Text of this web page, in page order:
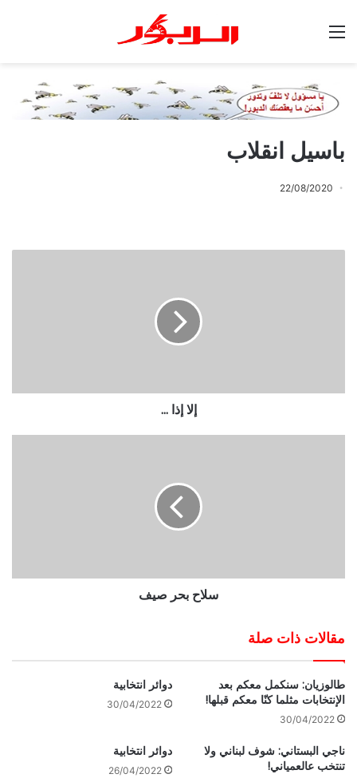
باسيل انقلاب
22/08/2020
إلا إذا ...
سلاح بحر صيف
مقالات ذات صلة
طالوزيان: سنكمل معكم بعد
الإنتخابات مثلما كنّا معكم قبلها!
30/04/2022
دوائر انتخابية
30/04/2022
ناجي البستاني: شوف لبناني ولا
تنتخب عالعمياني!
دوائر انتخابية
26/04/2022